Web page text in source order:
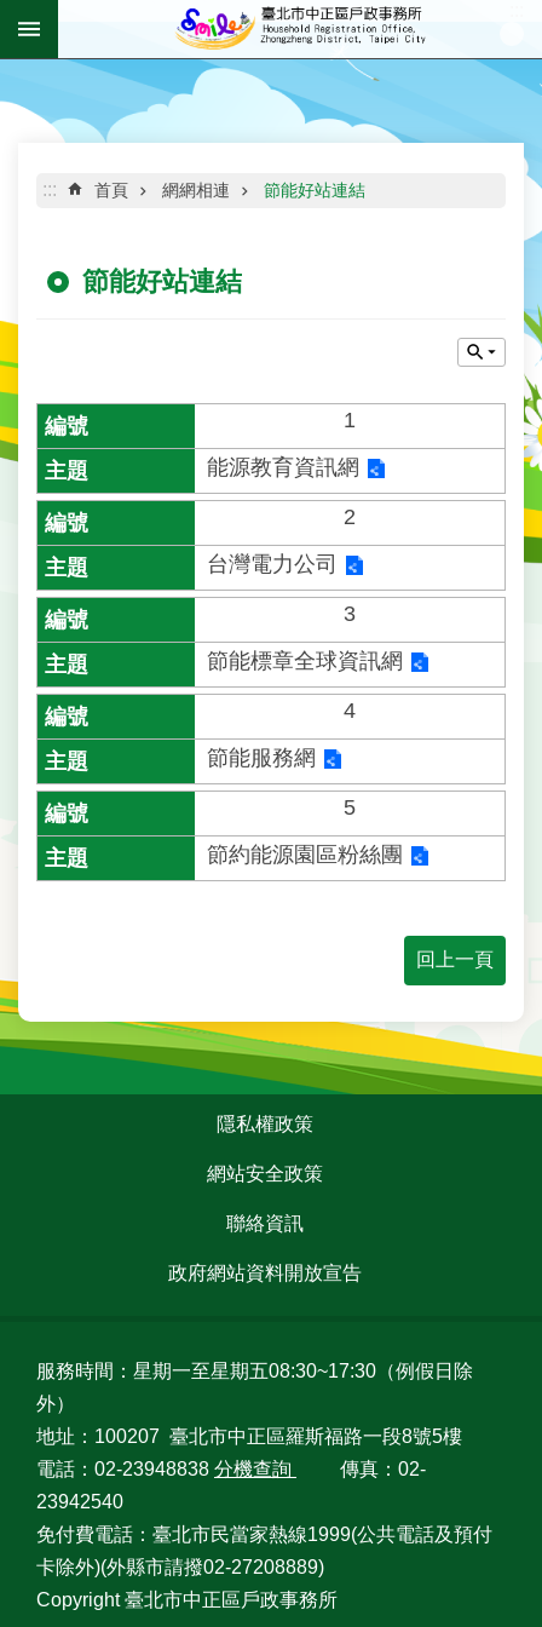
跳到主要內容區塊
搜
機
資
訊
公
開
戶
政
資
訊
路
服
務
線
上
查
件
首
頁
English
常
見
答
::: 首頁 網網相連 節能好站連結
節能好站連結
1
能源教育資訊網​
2
台灣電力公司​
3
節能標章全球資訊網​
4
節能服務網​
5
節約能源園區粉絲團​
回上一頁
隱私權政策
網站安全政策
聯絡資訊
政府網站資料開放宣告
服務時間：星期一至星期五08:30~17:30（例假日除
外）
地址：100207 臺北市中正區羅斯福路一段8號5樓
電話：02-23948838 分機查詢
傳真：02-
23942540
免付費電話：臺北市民當家熱線1999(公共電話及預付
卡除外)(外縣市請撥02-27208889)
Copyright 臺北市中正區戶政事務所